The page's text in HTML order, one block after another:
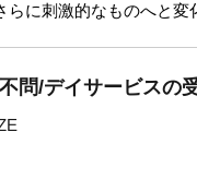
らに刺激的なものへと変
不問/デイサービス